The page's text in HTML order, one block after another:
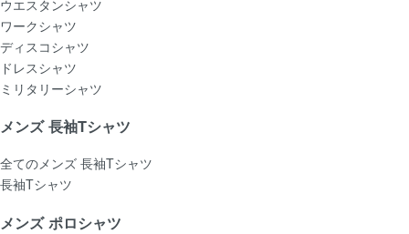
ウエスタンシャツ
ワークシャツ
ディスコシャツ
ドレスシャツ
ミリタリーシャツ
メンズ 長袖Tシャツ
全てのメンズ 長袖Tシャツ
長袖Tシャツ
メンズ ポロシャツ